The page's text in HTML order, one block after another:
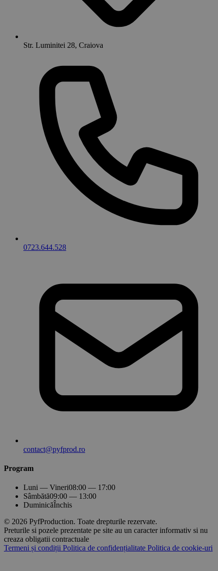
Str. Luminitei 28, Craiova
0723.644.528
contact@pyfprod.ro
Program
Luni — Vineri08:00 — 17:00
Sâmbătă09:00 — 13:00
DuminicăÎnchis
© 2026 PyfProduction. Toate drepturile rezervate.
Preturile si pozele prezentate pe site au un caracter informativ si nu
creaza obligatii contractuale
Termeni și condiții Politica de confidențialitate Politica de cookie-uri